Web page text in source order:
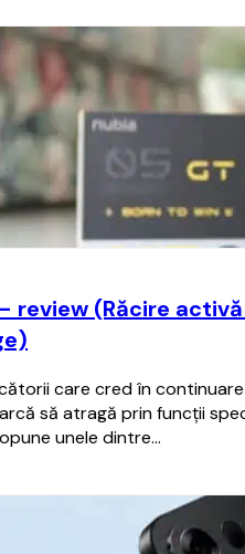
review (Răcire
care cred în
să atragă prin funcții
unele dintre…